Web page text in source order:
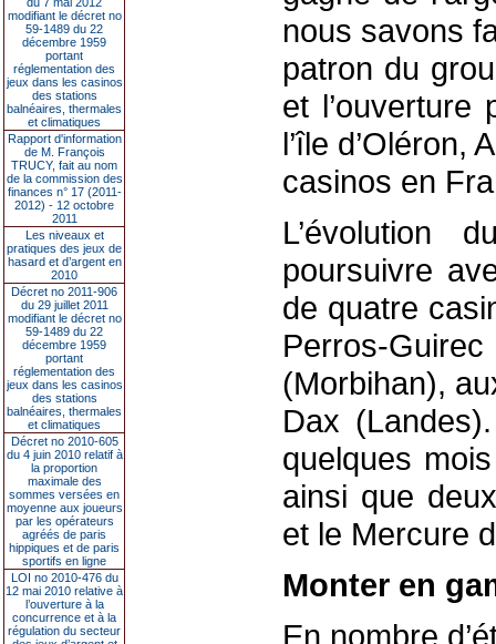
modifiant le décret no
59-1489 du 22
décembre 1959
portant
réglementation des
jeux dans les casinos
des stations
balnéaires, thermales
et climatiques
Rapport d'information
de M. François
TRUCY, fait au nom
de la commission des
finances n° 17 (2011-
2012) - 12 octobre
2011
Les niveaux et
pratiques des jeux de
hasard et d’argent en
2010
Décret no 2011-906
du 29 juillet 2011
modifiant le décret no
59-1489 du 22
décembre 1959
portant
réglementation des
jeux dans les casinos
des stations
balnéaires, thermales
et climatiques
Décret no 2010-605
du 4 juin 2010 relatif à
la proportion
maximale des
sommes versées en
moyenne aux joueurs
par les opérateurs
agréés de paris
hippiques et de paris
sportifs en ligne
LOI no 2010-476 du
12 mai 2010 relative à
l’ouverture à la
concurrence et à la
régulation du secteur
nous savons
patron du
et l’ouverture
l’île d’Oléron,
casinos en
L’évolution
poursuivre
de quatre
Perros-
(Morbihan),
Dax
quelques
ainsi que
et le Mercure
Monter en
En nombre